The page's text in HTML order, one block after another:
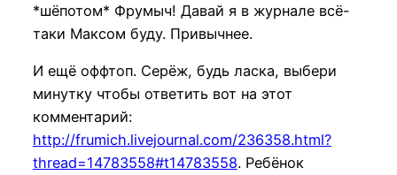
*шёпотом* Фрумыч! Давай я в журнале всё-
таки Максом буду. Привычнее.
И ещё оффтоп. Серёж, будь ласка, выбери
минутку чтобы ответить вот на этот
комментарий:
http://frumich.livejournal.com/236358.html?
thread=14783558#t14783558. Ребёнок